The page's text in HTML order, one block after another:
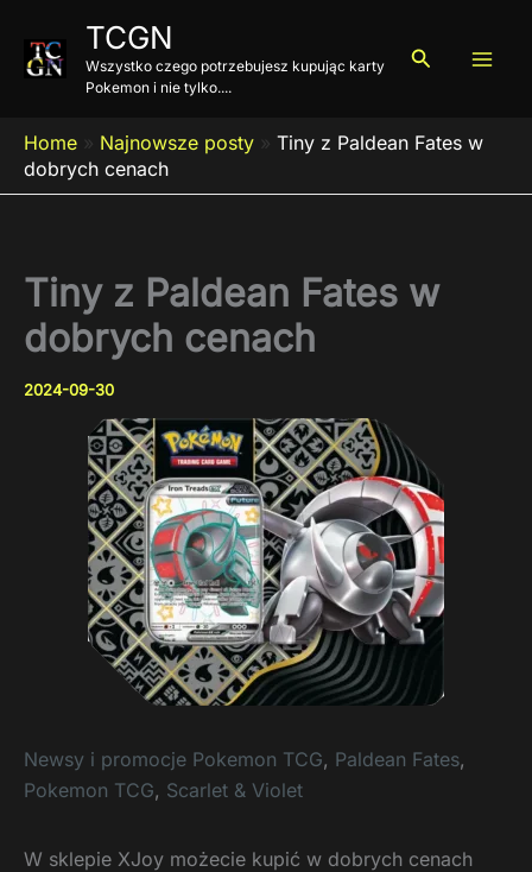
treści
TCGN
Wszystko czego potrzebujesz kupując karty
Pokemon i nie tylko....
Szukaj
Home » Najnowsze posty » Tiny z Paldean Fates w
dobrych cenach
Tiny z Paldean Fates w
dobrych cenach
2024-09-30
Newsy i promocje Pokemon TCG, Paldean Fates,
Pokemon TCG, Scarlet & Violet
W sklepie XJoy możecie kupić w dobrych cenach